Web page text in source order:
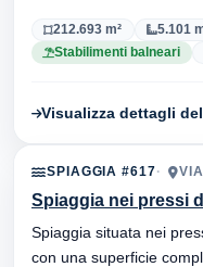
212.693 m² 5.101
Stabilimenti balneari
Visualizza dettagli
SPIAGGIA #617
Spiaggia nei pressi
Spiaggia situata nei
con una superficie